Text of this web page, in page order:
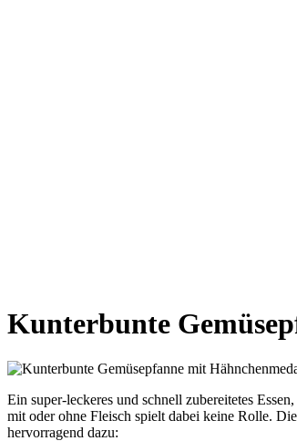
Kunterbunte
Ein super-leckeres und schnell zubereitetes
mit oder ohne Fleisch spielt dabei keine Rolle.
hervorragend dazu: